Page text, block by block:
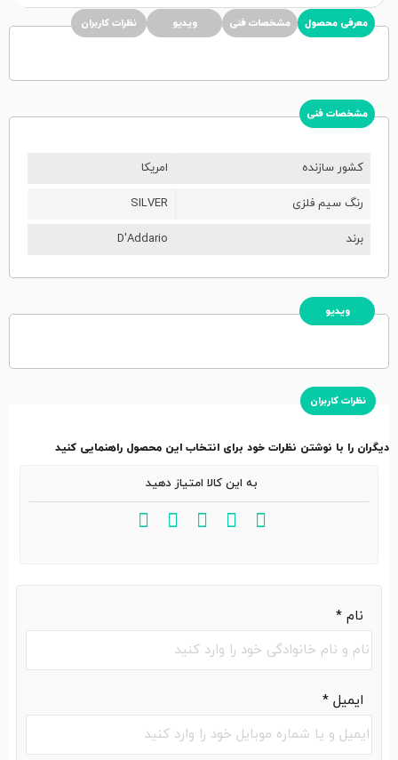
معرفی محصول مشخصات فنی ویدیو نظرات کاربران
مشخصات فنی
کشور سازنده امریکا
رنگ سیم فلزی SILVER
برند D'Addario
ویدیو
نظرات کاربران
دیگران را با نوشتن نظرات خود برای انتخاب این محصول راهنمایی کنید
نام *
ایمیل *
به این کالا امتیاز دهید